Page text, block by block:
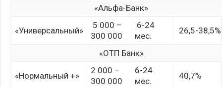
«Альфа-Банк»
«Универсальный»
5 000 –
300 000
6-24
мес.
26,5-38,5%
«ОТП Банк»
«Нормальный +»
2 000 –
300 000
6-24
мес.
40,7%